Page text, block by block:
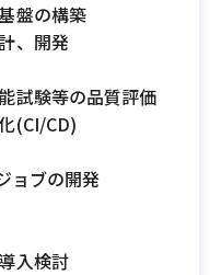
盤の構築
、開発
試験等の品質評価
(CI/CD)
ョブの開発
入検討